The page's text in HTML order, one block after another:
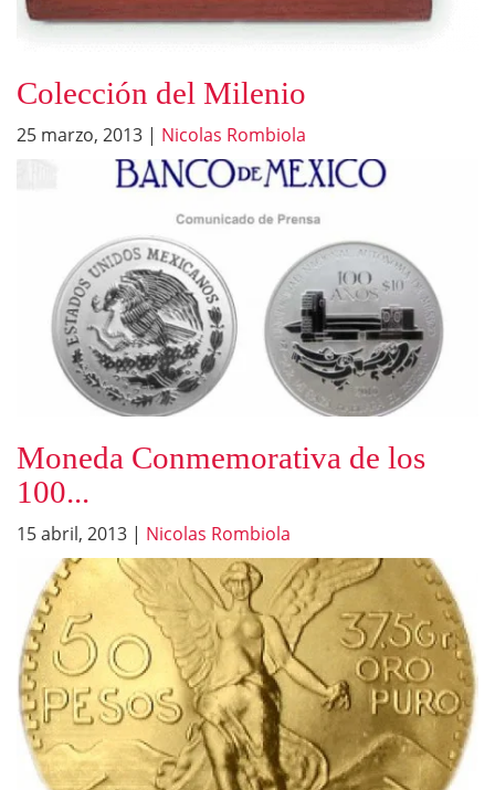
Colección del Milenio
25 marzo, 2013 | Nicolas Rombiola
Moneda Conmemorativa de los
100...
15 abril, 2013 | Nicolas Rombiola